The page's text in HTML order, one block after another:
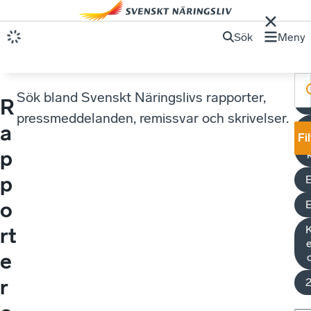
Sök Meny
R
a
p
p
o
rt
e
r
Sök bland Svenskt Näringslivs rapporter,
pressmeddelanden, remissvar och skrivelser.